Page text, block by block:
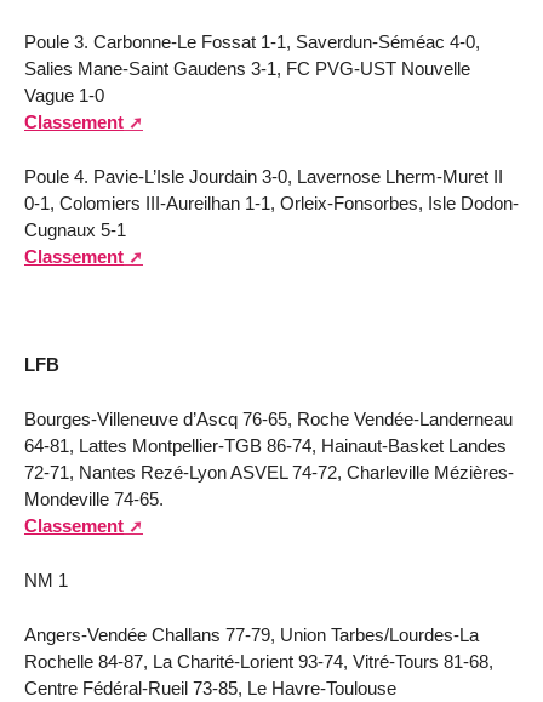
Poule 3. Carbonne-Le Fossat 1-1, Saverdun-Séméac 4-0,
Salies Mane-Saint Gaudens 3-1, FC PVG-UST Nouvelle
Vague 1-0
Classement
Poule 4. Pavie-L’Isle Jourdain 3-0, Lavernose Lherm-Muret II
0-1, Colomiers III-Aureilhan 1-1, Orleix-Fonsorbes, Isle Dodon-
Cugnaux 5-1
Classement
LFB
Bourges-Villeneuve d’Ascq 76-65, Roche Vendée-Landerneau
64-81, Lattes Montpellier-TGB 86-74, Hainaut-Basket Landes
72-71, Nantes Rezé-Lyon ASVEL 74-72, Charleville Mézières-
Mondeville 74-65.
Classement
NM 1
Angers-Vendée Challans 77-79, Union Tarbes/Lourdes-La
Rochelle 84-87, La Charité-Lorient 93-74, Vitré-Tours 81-68,
Centre Fédéral-Rueil 73-85, Le Havre-Toulouse